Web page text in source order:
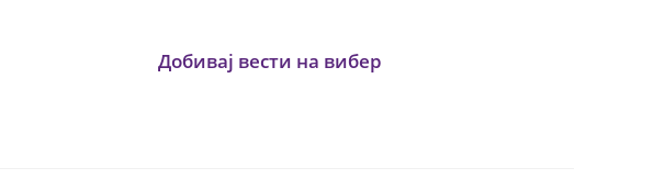
Добивај вести на вибер